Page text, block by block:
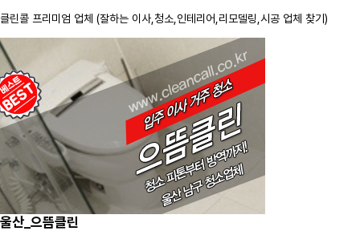
클린콜 프리미엄 업체 (잘하는 이사, 청소 ,인테리어,리모델링,시공 업체 찾기)
울산_으뜸클린